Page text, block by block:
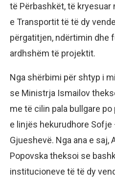
të Përbashkët, të
e Transportit të të dy
përgatitjen, ndërtimin dhe
ardhshëm të projektit.
Nga shërbimi për shtyp i
se Ministrja Ismailov
me të cilin pala bullgare
e linjës hekurudhore Sofje
Gjueshevë. Nga ana e saj,
Popovska theksoi se
institucioneve të të dy